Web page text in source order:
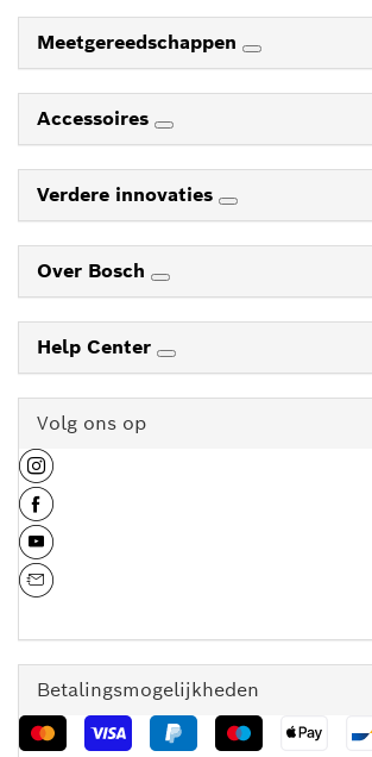
Meetgereedschappen
Accessoires
Verdere innovaties
Over Bosch
Help Center
Volg ons op
Betalingsmogelijkheden